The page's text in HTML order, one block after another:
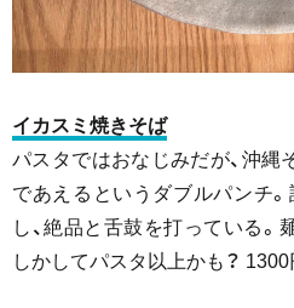
イカスミ焼きそば
パスタではおなじみだが、沖縄
であえるというダブルパンチ
し、絶品と舌鼓を打っている。
しかしてパスタ以上かも？ 1300